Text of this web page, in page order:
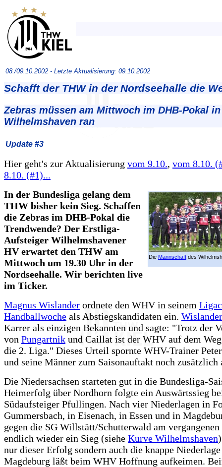
08./09.10.2002 - Letzte Aktualisierung: 09.10.2002
Schafft der THW in der Nordseehalle die
Zebras müssen am Mittwoch im DHB-Pokal in
Wilhelmshaven ran
Update #3
Hier geht's zur Aktualisierung vom 9.10., vom 8.10.
8.10. (#1)...
Die Mannschaft des
In der Bundesliga gelang dem
THW bisher kein Sieg. Schaffen
die Zebras im DHB-Pokal die
Trendwende? Der Erstliga-
Aufsteiger Wilhelmshavener
HV erwartet den THW am
Mittwoch um 19.30 Uhr in der
Nordseehalle. Wir berichten live
im Ticker.
Magnus Wislander ordnete den WHV in seinem
Handballwoche als Abstiegskandidaten ein. Wislander
Karrer als einzigen Bekannten und sagte: "Trotz der
von Pungartnik und Caillat ist der WHV auf dem
die 2. Liga." Dieses Urteil spornte WHV-Trainer
und seine Männer zum Saisonauftakt noch zusätzlich
Die Niedersachsen starteten gut in die Bundesliga-
Heimerfolg über Nordhorn folgte ein Auswärtssieg
Südaufsteiger Pfullingen. Nach vier Niederlagen in
Gummersbach, in Eisenach, in Essen und in
gegen die SG Willstätt/Schutterwald am vergangenen
endlich wieder ein Sieg (siehe Kurve Wilhelmshaven
nur dieser Erfolg sondern auch die knappe
Magdeburg läßt beim WHV Hoffnung aufkeimen.